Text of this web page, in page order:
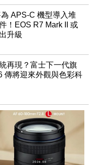
APS-C 機型導入堆
！EOS R7 Mark II 或
升級
再現？富士下一代旗
傳將迎來外觀與色彩科